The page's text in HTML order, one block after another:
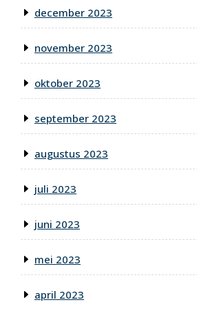
december 2023
november 2023
oktober 2023
september 2023
augustus 2023
juli 2023
juni 2023
mei 2023
april 2023